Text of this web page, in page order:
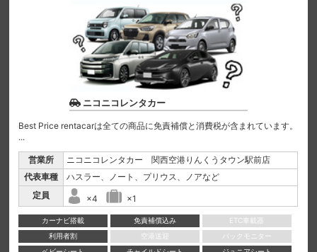
ニコニコレンタカー
Best Price rentacarは全ての商品に免責補償と消費税が含まれています。
...
営業所
ニコニコレンタカー 関西空港りんくうタウン駅前店
代表車種
ハスラー、ノート、プリウス、ノアなど
定員
×4 ×1
カーナビ搭載 免責補償込み
ETC車載器
利用者割
空港送迎
バックモニター